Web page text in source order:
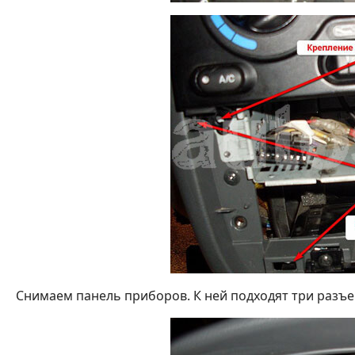
Снимаем панель приборов. К ней подходят три